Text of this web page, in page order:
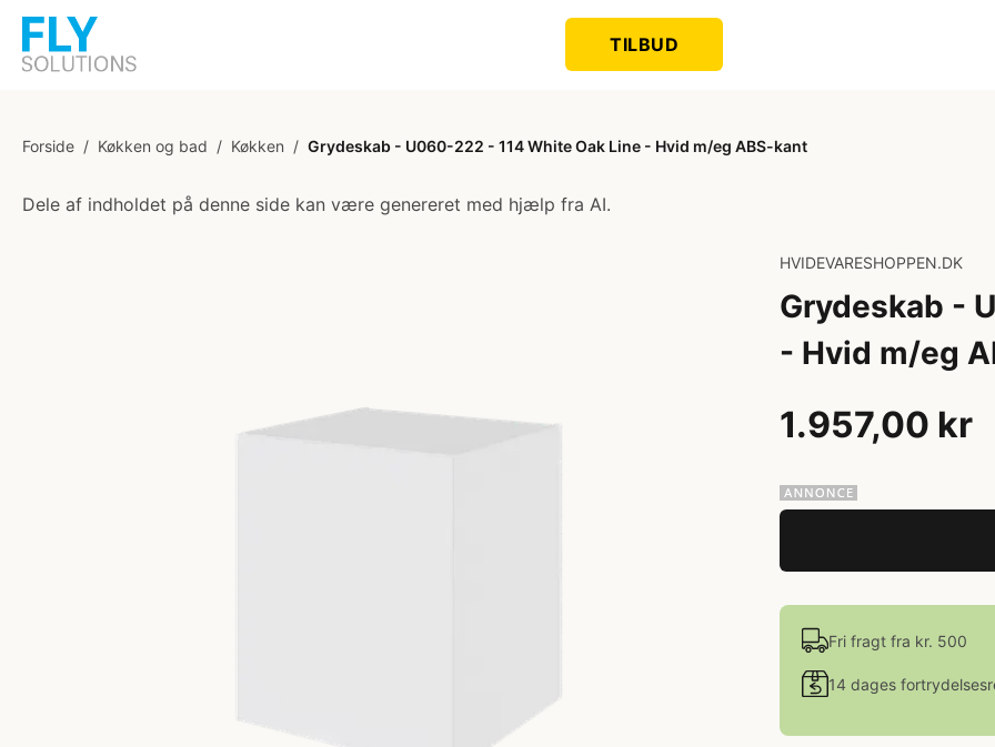
TILBUD
Forside / Køkken og bad / Køkken / Grydeskab - U060-222 - 114 White Oak Line - Hvid m/eg ABS-kant
Dele af indholdet på denne side kan være genereret med hjælp fra AI.
HVIDEVARESHOPPEN.DK
Grydeskab -
- Hvid m/eg
1.957,00 kr
Fri fragt fra kr. 500
14 dages